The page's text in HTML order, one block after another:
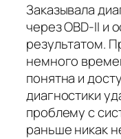
Заказывала
через OBD-II и
результатом.
немного
понятна и
диагностики
проблему с
раньше никак